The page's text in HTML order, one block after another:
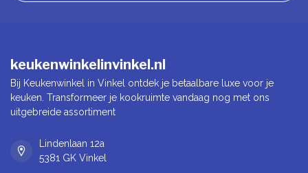
keukenwinkelinvinkel.nl
Bij Keukenwinkel in Vinkel ontdek je betaalbare luxe voor je
keuken. Transformeer je kookruimte vandaag nog met ons
uitgebreide assortiment
Lindenlaan 12a
5381 GK Vinkel